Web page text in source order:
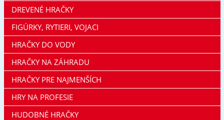
DREVENÉ HRAČKY
FIGÚRKY, RYTIERI, VOJACI
HRAČKY DO VODY
HRAČKY NA ZÁHRADU
HRAČKY PRE NAJMENŠÍCH
HRY NA PROFESIE
HUDOBNÉ HRAČKY